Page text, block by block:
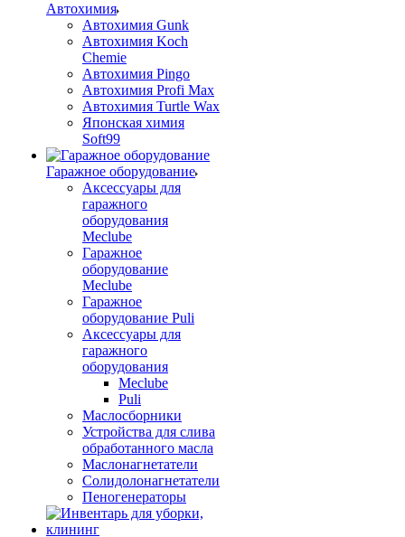
Автохимия
Автохимия Gunk
Автохимия Koch
Chemie
Автохимия Pingo
Автохимия Profi Max
Автохимия Turtle Wax
Японская химия
Soft99
Гаражное оборудование
Аксессуары для
гаражного
оборудования
Meclube
Гаражное
оборудование
Meclube
Гаражное
оборудование Puli
Аксессуары для
гаражного
оборудования
Meclube
Puli
Маслосборники
Устройства для слива
обработанного масла
Маслонагнетатели
Солидолонагнетатели
Пеногенераторы